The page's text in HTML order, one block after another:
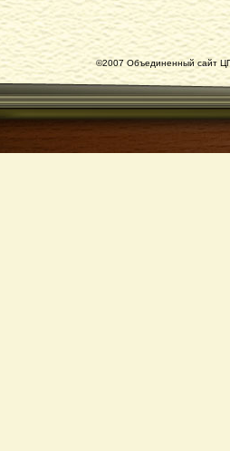
©2007 Объединенный сайт